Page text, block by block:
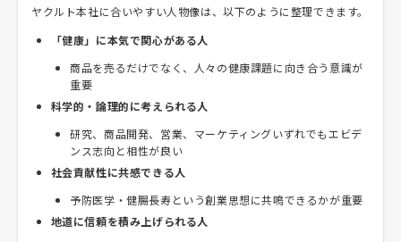
ヤクルト本社に合いやすい人物像は、以下のように整理できます。
「健康」に本気で関心がある人
商品を売るだけでなく、人々の健康課題に向き合う意識が
重要
科学的・論理的に考えられる人
研究、商品開発、営業、マーケティングいずれでもエビデ
ンス志向と相性が良い
社会貢献性に共感できる人
予防医学・健腸長寿という創業思想に共鳴できるかが重要
地道に信頼を積み上げられる人